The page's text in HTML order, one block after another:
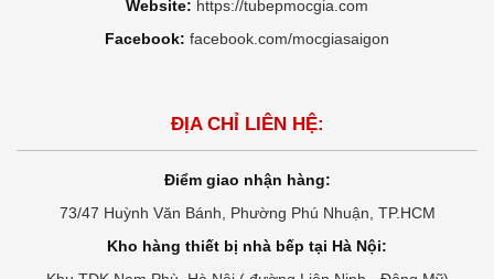
Website: https://tubepmocgia.com
Facebook: facebook.com/mocgiasaigon
ĐỊA CHỈ LIÊN HỆ:
Điểm giao nhận hàng:
73/47 Huỳnh Văn Bánh, Phường Phú Nhuận, TP.HCM
Kho hàng thiết bị nhà bếp tại Hà Nội: